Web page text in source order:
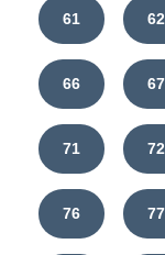
61 62
66 67
71 72
76 77